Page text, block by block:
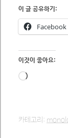
이 글 공유하기:
Facebook
이것이 좋아요:
로
카테고리: